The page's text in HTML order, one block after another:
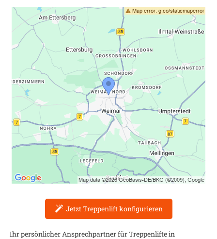
Jetzt Treppenlift konfigurieren
Ihr persönlicher Ansprechpartner für Treppenlifte in